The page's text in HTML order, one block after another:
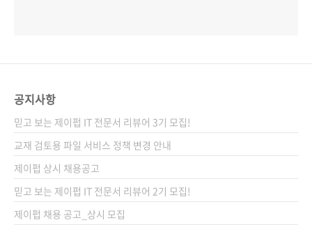
공지사항
믿고 보는 제이펍 IT 전문서 리뷰어 3기 모집!
교재 검토용 파일 서비스 정책 변경 안내
제이펍 상시 채용공고
믿고 보는 제이펍 IT 전문서 리뷰어 2기 모집!
제이펍 채용 공고_상시 모집